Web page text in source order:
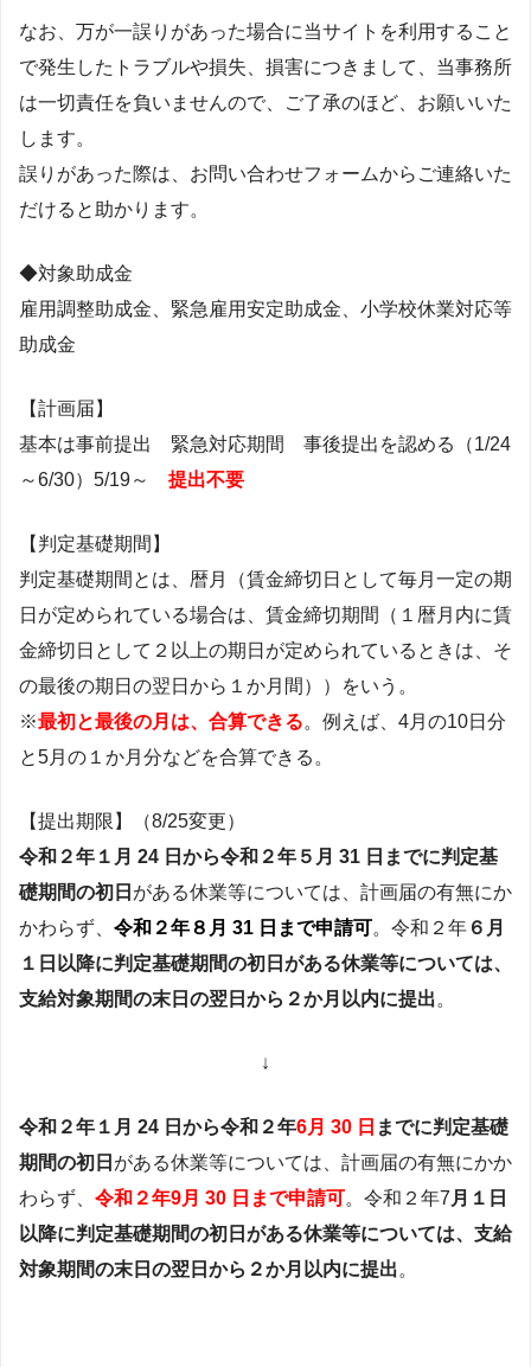
なお、万が一誤りがあった場合に当サイトを利用すること
で発生したトラブルや損失、損害につきまして、当事務所
は一切責任を負いませんので、ご了承のほど、お願いいた
します。
誤りがあった際は、お問い合わせフォームからご連絡いた
だけると助かります。
◆対象助成金
雇用調整助成金、緊急雇用安定助成金、小学校休業対応等
助成金
【計画届】
基本は事前提出 緊急対応期間 事後提出を認める（1/24
～6/30）5/19～ 提出不要
【判定基礎期間】
判定基礎期間とは、暦月（賃金締切日として毎月一定の期
日が定められている場合は、賃金締切期間（１暦月内に賃
金締切日として２以上の期日が定められているときは、そ
の最後の期日の翌日から１か月間））をいう。
※最初と最後の月は、合算できる。例えば、4月の10日分
と5月の１か月分などを合算できる。
【提出期限】（8/25変更）
令和２年１月 24 日から令和２年５月 31 日までに判定基
礎期間の初日 がある休業等については、計画届の有無にか
かわらず、 令和２年８月 31 日まで申請可。令和２年 ６月
１日以降に判定基礎期間の初日がある休業等については、
支給対象期間の末日の翌日から２か月以内に提出。
↓
令和２年１月 24 日から令和２年6月 30 日 までに判定基礎
期間の初日 がある休業等については、計画届の有無にかか
わらず、 令和２年9月 30 日まで申請可。令和２年7 月１日
以降に判定基礎期間の初日がある休業等については、支給
対象期間の末日の翌日から２か月以内に提出。